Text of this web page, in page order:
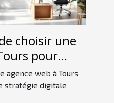
choisir une
pour
agence web à Tours
stratégie digitale